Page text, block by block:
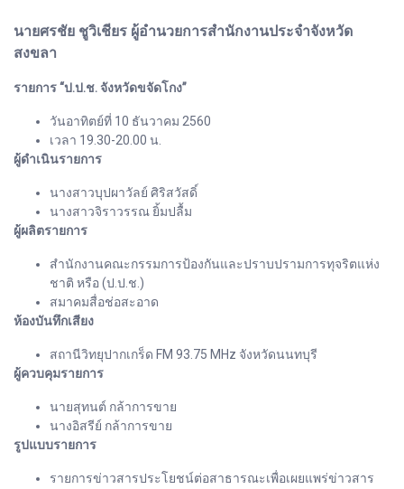
นายศรชัย ชูวิเชียร ผู้อำนวยการสำนักงานประจำจังหวัด
สงขลา
รายการ “ป.ป.ช. จังหวัดขจัดโกง”
วันอาทิตย์ที่ 10 ธันวาคม 2560
เวลา 19.30-20.00 น.
ผู้ดำเนินรายการ
นางสาวบุปผาวัลย์ ศิริสวัสดิ์
นางสาวจิราวรรณ ยิ้มปลื้ม
ผู้ผลิตรายการ
สำนักงานคณะกรรมการป้องกันและปราบปรามการทุจริตแห่ง
ชาติ หรือ (ป.ป.ช.)
สมาคมสื่อช่อสะอาด
ห้องบันทึกเสียง
สถานีวิทยุปากเกร็ด FM 93.75 MHz จังหวัดนนทบุรี
ผู้ควบคุมรายการ
นายสุทนต์ กล้าการขาย
นางอิสรีย์ กล้าการขาย
รูปแบบรายการ
รายการข่าวสารประโยชน์ต่อสาธารณะเพื่อเผยแพร่ข่าวสาร